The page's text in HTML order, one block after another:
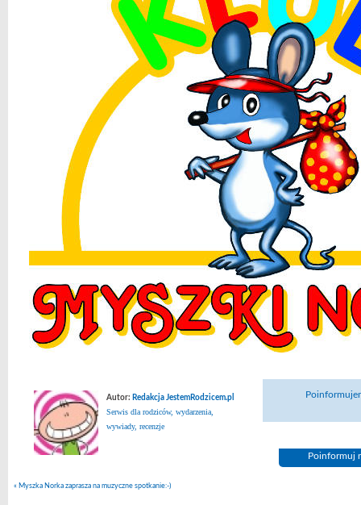
Autor: Redakcja JestemRodzicem.pl
Serwis dla rodziców, wydarzenia,
wywiady, recenzje
Poinformuj
« Myszka Norka zaprasza na muzyczne spotkanie:-)